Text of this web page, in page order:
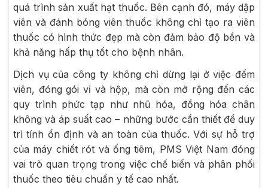
quá trình sản xuất hạt thuốc. Bên cạnh đó, máy dập
viên và đánh bóng viên thuốc không chỉ tạo ra viên
thuốc có hình thức đẹp mà còn đảm bảo độ bền và
khả năng hấp thụ tốt cho bệnh nhân.
Dịch vụ của công ty không chỉ dừng lại ở việc đếm
viên, đóng gói vỉ và hộp, mà còn mở rộng đến các
quy trình phức tạp như nhũ hóa, đồng hóa chân
không và áp suất cao – những bước cần thiết để duy
trì tính ổn định và an toàn của thuốc. Với sự hỗ trợ
của máy chiết rót và ống tiêm, PMS Việt Nam đóng
vai trò quan trọng trong việc chế biến và phân phối
thuốc theo tiêu chuẩn y tế cao nhất.